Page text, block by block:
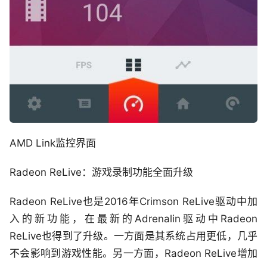
AMD Link监控界面
Radeon ReLive：游戏录制功能全面升级
Radeon ReLive也是2016年Crimson ReLive驱动中加
入的新功能，在最新的Adrenalin驱动中Radeon
ReLive也得到了升级。一方面是其系统占用更低，几乎
不会影响到游戏性能。另一方面，Radeon ReLive增加